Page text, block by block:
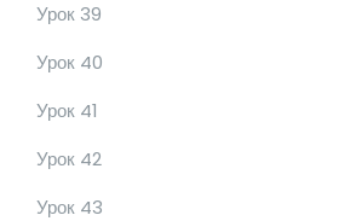
Урок 39
Урок 40
Урок 41
Урок 42
Урок 43